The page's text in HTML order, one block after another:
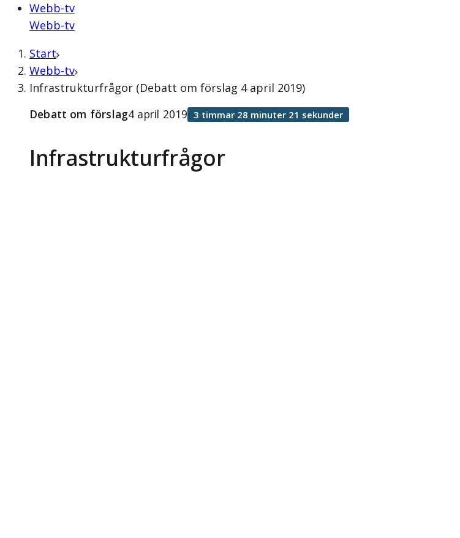
Webb-tv
Webb-tv
Start
Webb-tv
Infrastrukturfrågor (Debatt om förslag 4 april 2019)
Infrastrukturfrågor
Debatt om förslag4 april 2019 3 timmar 28 minuter 21 sekunder